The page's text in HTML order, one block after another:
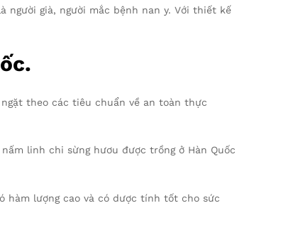
người già, người mắc bệnh nan y. Với thiết kế
theo các tiêu chuẩn về an toàn thực
linh chi sừng hươu được trồng ở Hàn Quốc
hàm lượng cao và có dược tính tốt cho sức